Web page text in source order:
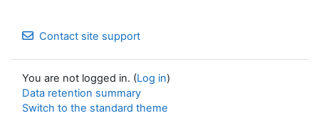
Contact site support
You are not logged in. (Log in)
Data retention summary
Switch to the standard theme